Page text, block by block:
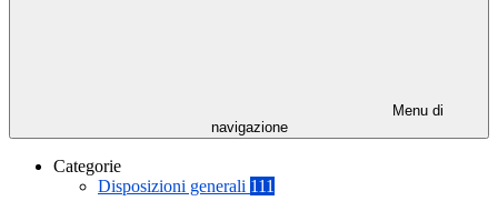
Menu di
navigazione
Categorie
Disposizioni generali 111